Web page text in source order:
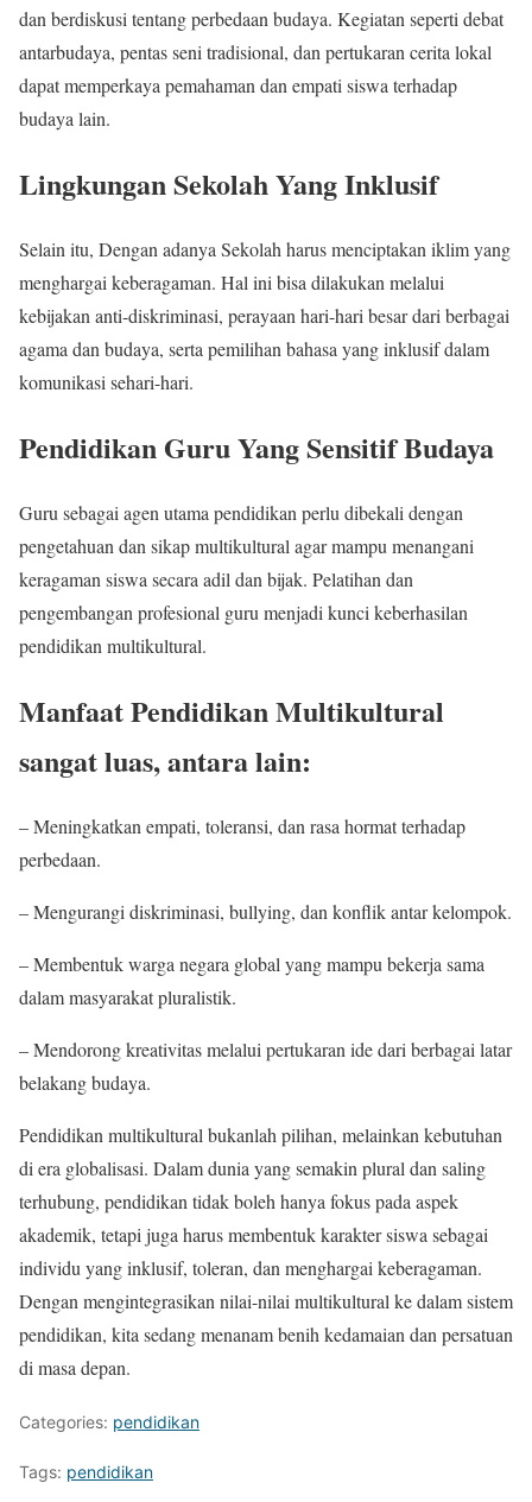
dan berdiskusi tentang perbedaan budaya. Kegiatan seperti debat
antarbudaya, pentas seni tradisional, dan pertukaran cerita lokal
dapat memperkaya pemahaman dan empati siswa terhadap
budaya lain.
Lingkungan Sekolah Yang Inklusif
Selain itu, Dengan adanya Sekolah harus menciptakan iklim yang
menghargai keberagaman. Hal ini bisa dilakukan melalui
kebijakan anti-diskriminasi, perayaan hari-hari besar dari berbagai
agama dan budaya, serta pemilihan bahasa yang inklusif dalam
komunikasi sehari-hari.
Pendidikan Guru Yang Sensitif Budaya
Guru sebagai agen utama pendidikan perlu dibekali dengan
pengetahuan dan sikap multikultural agar mampu menangani
keragaman siswa secara adil dan bijak. Pelatihan dan
pengembangan profesional guru menjadi kunci keberhasilan
pendidikan multikultural.
Manfaat Pendidikan Multikultural
sangat luas, antara lain:
– Meningkatkan empati, toleransi, dan rasa hormat terhadap
perbedaan.
– Mengurangi diskriminasi, bullying, dan konflik antar kelompok.
– Membentuk warga negara global yang mampu bekerja sama
dalam masyarakat pluralistik.
– Mendorong kreativitas melalui pertukaran ide dari berbagai latar
belakang budaya.
Pendidikan multikultural bukanlah pilihan, melainkan kebutuhan
di era globalisasi. Dalam dunia yang semakin plural dan saling
terhubung, pendidikan tidak boleh hanya fokus pada aspek
akademik, tetapi juga harus membentuk karakter siswa sebagai
individu yang inklusif, toleran, dan menghargai keberagaman.
Dengan mengintegrasikan nilai-nilai multikultural ke dalam sistem
pendidikan, kita sedang menanam benih kedamaian dan persatuan
di masa depan.
Categories: pendidikan
Tags: pendidikan